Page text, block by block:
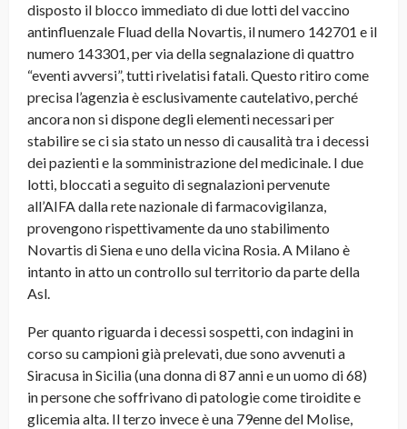
disposto il blocco immediato di due lotti del vaccino
antinfluenzale Fluad della Novartis, il numero 142701 e il
numero 143301, per via della segnalazione di quattro
“eventi avversi”, tutti rivelatisi fatali. Questo ritiro come
precisa l’agenzia è esclusivamente cautelativo, perché
ancora non si dispone degli elementi necessari per
stabilire se ci sia stato un nesso di causalità tra i decessi
dei pazienti e la somministrazione del medicinale. I due
lotti, bloccati a seguito di segnalazioni pervenute
all’AIFA dalla rete nazionale di farmacovigilanza,
provengono rispettivamente da uno stabilimento
Novartis di Siena e uno della vicina Rosia. A Milano è
intanto in atto un controllo sul territorio da parte della
Asl.
Per quanto riguarda i decessi sospetti, con indagini in
corso su campioni già prelevati, due sono avvenuti a
Siracusa in Sicilia (una donna di 87 anni e un uomo di 68)
in persone che soffrivano di patologie come tiroidite e
glicemia alta. Il terzo invece è una 79enne del Molise,